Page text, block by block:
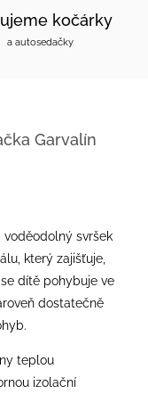
kočárky
a autosedačky
Garvalín
svršek
který zajišťuje,
dítě pohybuje ve
dostatečně
teplou
izolační